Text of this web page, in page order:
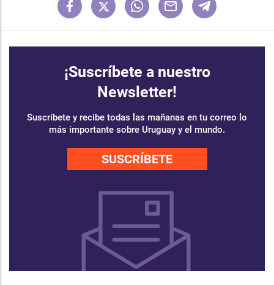
¡Suscríbete a nuestro
Newsletter!
Suscríbete y recibe todas las mañanas en tu correo lo
más importante sobre Uruguay y el mundo.
SUSCRÍBETE